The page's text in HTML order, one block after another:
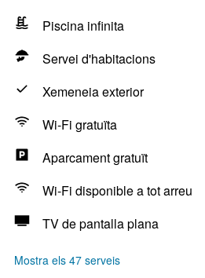
Piscina infinita
Servei d'habitacions
Xemeneia exterior
Wi-Fi gratuïta
Aparcament gratuït
Wi-Fi disponible a tot arreu
TV de pantalla plana
Mostra els 47 serveis